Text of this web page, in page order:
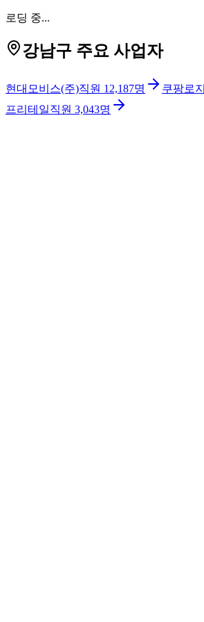
로딩 중...
강남구 주요 사업자
현대모비스(주)직원 12,187명 쿠팡로
프리테일직원 3,043명